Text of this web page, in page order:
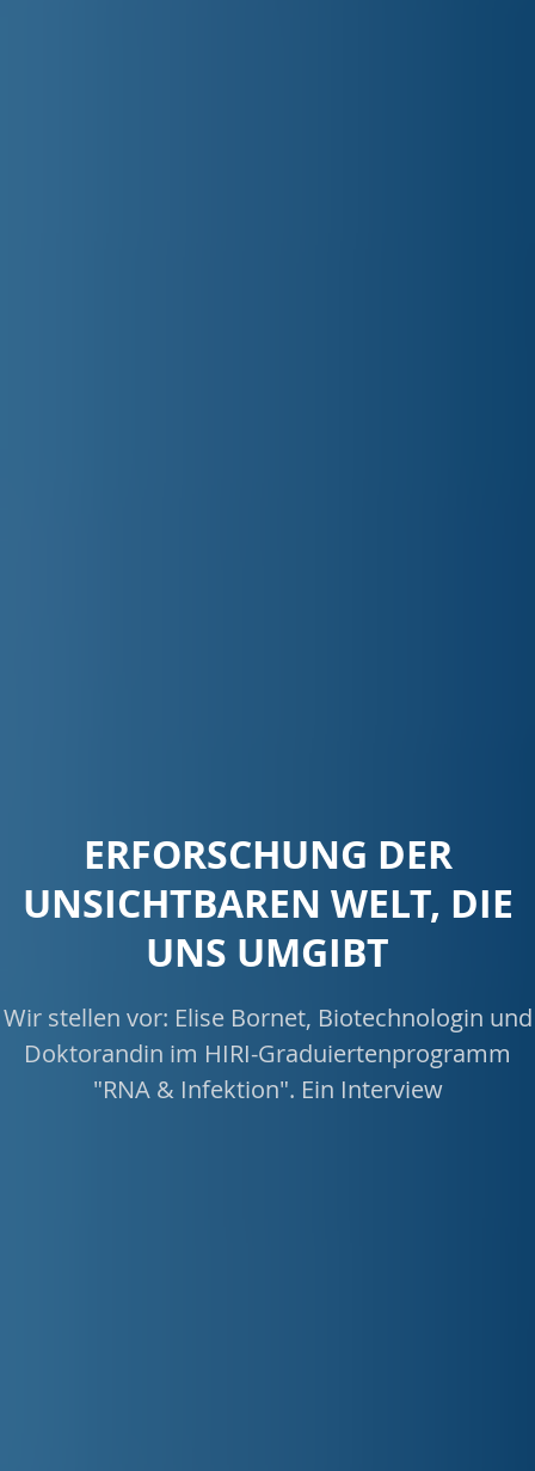
ERFORSCHUNG DER
UNSICHTBAREN WELT, DIE
UNS UMGIBT
Wir stellen vor: Elise Bornet, Biotechnologin und
Doktorandin im HIRI-Graduiertenprogramm
"RNA & Infektion". Ein Interview